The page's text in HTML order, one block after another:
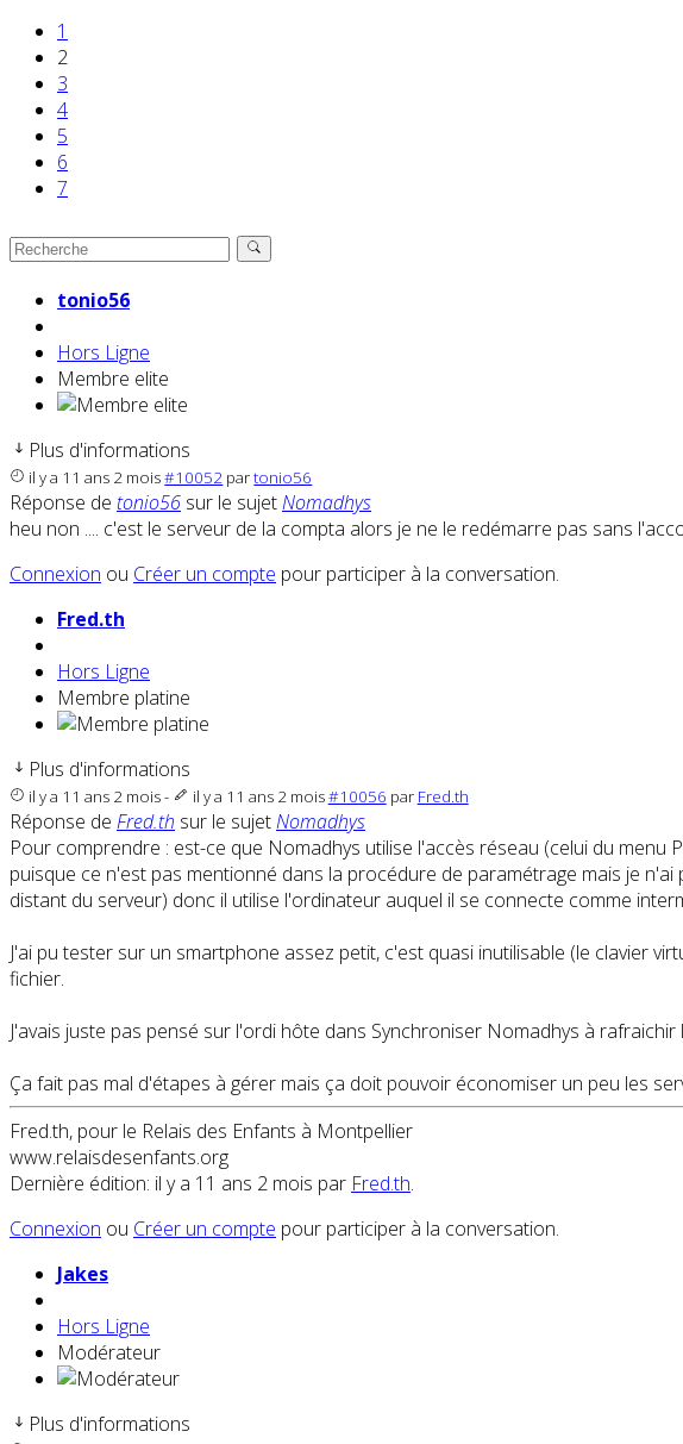
1
2
3
4
5
6
7
tonio56
Hors Ligne
Membre elite
Plus d'informations
il y a 11 ans 2 mois#10052 partonio56
Réponse de tonio56 sur le sujetNomadhys
heu non .... c'est le serveur de la compta alors je ne le redémarre pas sans
Connexion ou Créer un compte pour participer à la conversation.
Fred.th
Hors Ligne
Membre platine
Plus d'informations
il y a 11 ans 2 mois- il y a 11 ans 2 mois#10056 par Fred.th
Réponse de Fred.th sur le sujetNomadhys
Pour comprendre : est-ce que Nomadhys utilise l'accès réseau (celui du
puisque ce n'est pas mentionné dans la procédure de paramétrage mais je
distant du serveur) donc il utilise l'ordinateur auquel il se connecte comme
J'ai pu tester sur un smartphone assez petit, c'est quasi inutilisable (le clavier
fichier.
J'avais juste pas pensé sur l'ordi hôte dans Synchroniser Nomadhys à
Ça fait pas mal d'étapes à gérer mais ça doit pouvoir économiser un peu les
Fred.th, pour le Relais des Enfants à Montpellier
www.relaisdesenfants.org
Dernière édition: il y a 11 ans 2 mois par Fred.th.
Connexion ou Créer un compte pour participer à la conversation.
Jakes
Hors Ligne
Modérateur
Plus d'informations